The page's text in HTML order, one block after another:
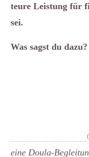
teure Leistung für
sei.
Was sagst du dazu?
eine Doula-